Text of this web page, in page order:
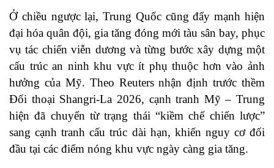
Ở chiều ngược lại, Trung Quốc cũng đẩy mạnh hiện
đại hóa quân đội, gia tăng đóng mới tàu sân bay, phục
vụ tác chiến viễn dương và từng bước xây dựng một
cấu trúc an ninh khu vực ít phụ thuộc hơn vào ảnh
hưởng của Mỹ. Theo Reuters nhận định trước thềm
Đối thoại Shangri-La 2026, cạnh tranh Mỹ – Trung
hiện đã chuyển từ trạng thái “kiềm chế chiến lược”
sang cạnh tranh cấu trúc dài hạn, khiến nguy cơ đối
đầu tại các điểm nóng khu vực ngày càng gia tăng.